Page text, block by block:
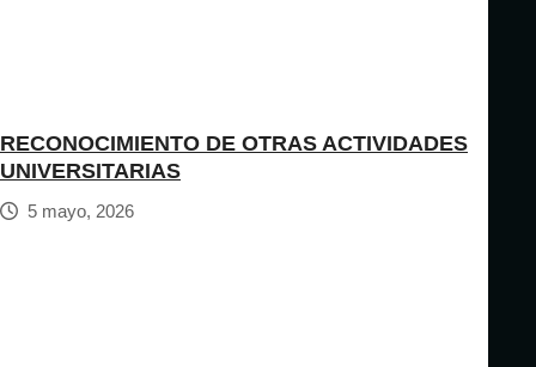
RECONOCIMIENTO DE OTRAS ACTIVIDADES
UNIVERSITARIAS
5 mayo, 2026